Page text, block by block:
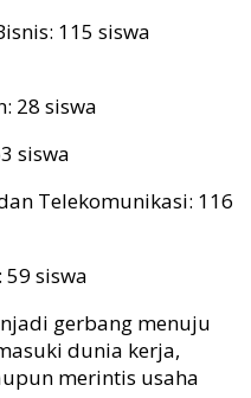
115 siswa
28 siswa
siswa
Telekomunikasi: 116
59 siswa
gerbang menuju
dunia kerja,
merintis usaha